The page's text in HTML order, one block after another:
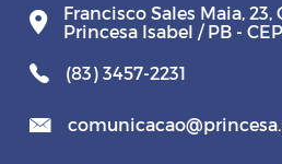
Francisco Sales Maia, 23,
Princesa Isabel / PB -
(83) 3457-2231